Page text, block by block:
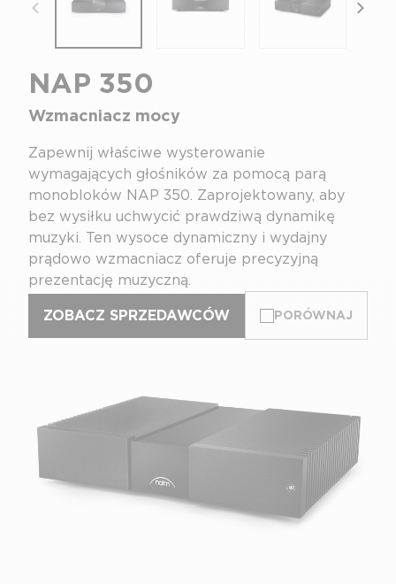
focal-naim-frontent::misc.prev_label
NAP 350
Wzmacniacz mocy
Zapewnij właściwe wysterowanie
wymagających głośników za pomocą parą
monobloków NAP 350. Zaprojektowany, aby
bez wysiłku uchwycić prawdziwą dynamikę
muzyki. Ten wysoce dynamiczny i wydajny
prądowo wzmacniacz oferuje precyzyjną
prezentację muzyczną.
ZOBACZ SPRZEDAWCÓW PORÓWNAJ